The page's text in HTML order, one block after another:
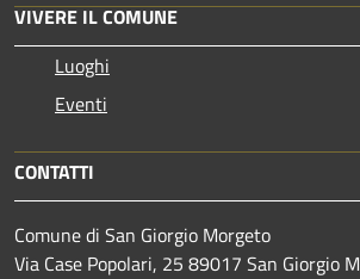
VIVERE IL COMUNE
Luoghi
Eventi
CONTATTI
Comune di San Giorgio Morgeto
Via Case Popolari, 25 89017 San Giorgio